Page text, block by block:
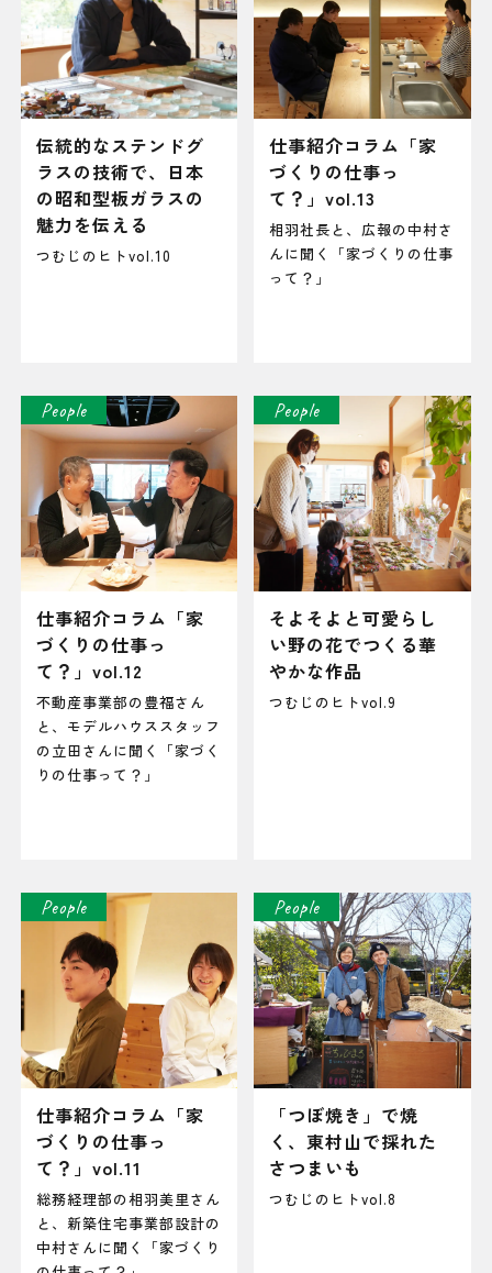
伝統的なステンドグ
ラスの技術で、日本
の昭和型板ガラスの
魅力を伝える
つむじのヒトvol.10
仕事紹介コラム「家
づくりの仕事っ
て？」vol.13
相羽社長と、広報の中村さ
んに聞く「家づくりの仕事
って？」
People
仕事紹介コラム「家
づくりの仕事っ
て？」vol.12
不動産事業部の豊福さん
と、モデルハウススタッフ
の立田さんに聞く「家づく
りの仕事って？」
People
そよそよと可愛らし
い野の花でつくる華
やかな作品
つむじのヒトvol.9
People
仕事紹介コラム「家
づくりの仕事っ
て？」vol.11
総務経理部の相羽美里さん
と、新築住宅事業部設計の
中村さんに聞く「家づくり
People
「つぼ焼き」で焼
く、東村山で採れた
さつまいも
つむじのヒトvol.8